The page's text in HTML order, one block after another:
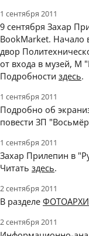
1 сентября 2011
9 сентября Захар
BookMarket. Начало
двор
от входа в музей, М
Подробности здесь.
1 сентября 2011
Подробно об
повести ЗП
1 сентября 2011
Захар Прилепин в
Читать здесь.
2 сентября 2011
В разделе
2 сентября 2011